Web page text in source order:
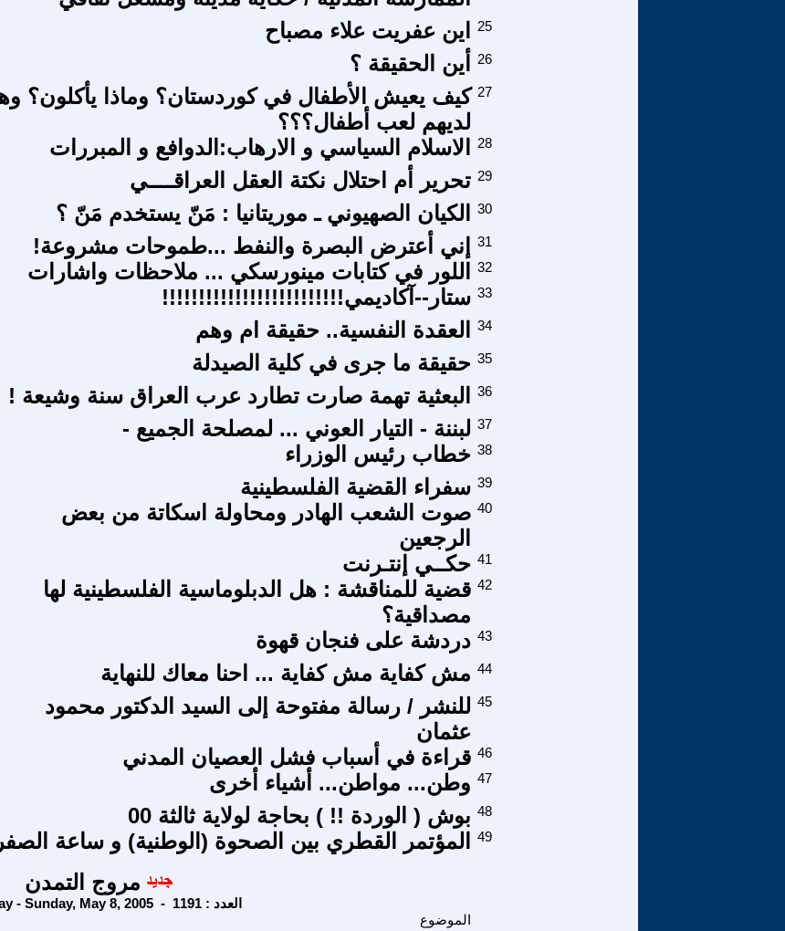
اين عفريت علاء مصباح 25
أين الحقيقة ؟ 26
كيف يعيش الأطفال في كوردستان؟ وماذا يأكلون؟
لديهم لعب أطفال؟؟؟
27
الاسلام السياسي و الارهاب:الدوافع و المبررات 28
تحرير أم احتلال نكتة العقل العراقــــي 29
الكيان الصهيوني ـ موريتانيا : مَنّ يستخدم مَنّ ؟ 30
إني أعترض البصرة والنفط ...طموحات مشروعة!
31
اللور في كتابات مينورسكي ... ملاحظات واشارات
32
ستار--آكاديمي!!!!!!!!!!!!!!!!!!!!!!!!! 33
العقدة النفسية.. حقيقة ام وهم 34
حقيقة ما جرى في كلية الصيدلة 35
البعثية تهمة صارت تطارد عرب العراق سنة وشيعة ! 36
لبننة - التيار العوني ... لمصلحة الجميع - 37
خطاب رئيس الوزراء 38
سفراء القضية الفلسطينية 39
صوت الشعب الهادر ومحاولة اسكاتة من بعض
الرجعين
40
حكــي إنتـرنت 41
قضية للمناقشة : هل الدبلوماسية الفلسطينية لها
مصداقية؟
42
دردشة على فنجان قهوة 43
مش كفاية مش كفاية ... احنا معاك للنهاية 44
للنشر / رسالة مفتوحة إلى السيد الدكتور محمود
عثمان
45
قراءة في أسباب فشل العصيان المدني 46
وطن... مواطن... أشياء أخرى 47
بوش ( الوردة !! ) بحاجة لولاية ثالثة 00 48
المؤتمر القطري بين الصحوة (الوطنية) و ساعة الصفر 49
مروج التمدن
Sunday - Sunday, May 8, 2005 - العدد : 1191
الموضوع